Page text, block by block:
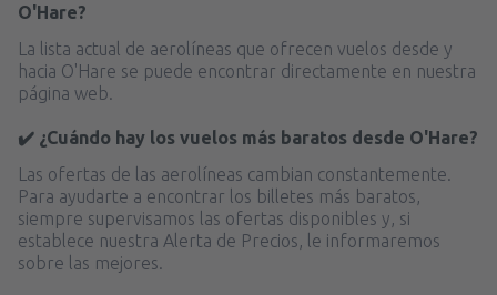
O'Hare?
La lista actual de aerolíneas que ofrecen vuelos desde y
hacia O'Hare se puede encontrar directamente en nuestra
página web.
✔️ ¿Cuándo hay los vuelos más baratos desde O'Hare?
Las ofertas de las aerolíneas cambian constantemente.
Para ayudarte a encontrar los billetes más baratos,
siempre supervisamos las ofertas disponibles y, si
establece nuestra Alerta de Precios, le informaremos
sobre las mejores.